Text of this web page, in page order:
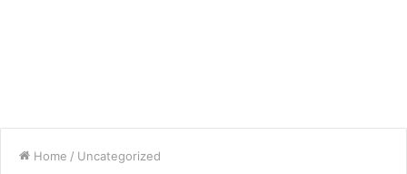
Home / Uncategorized